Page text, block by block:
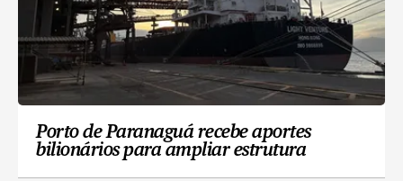
Porto de Paranaguá recebe aportes
bilionários para ampliar estrutura